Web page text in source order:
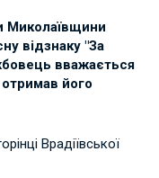
Миколаївщини
відзнаку "За
вважається
його
Врадіївської